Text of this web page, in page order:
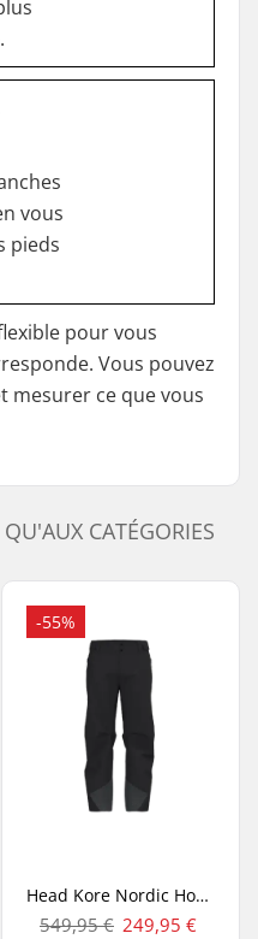
vous
pieds
pour vous
Vous pouvez
mesurer ce que vous
CATÉGORIES
-55%
Head Kore Nordic Hommes Alpine Pantalon De Ski
549,95 € 249,95 €